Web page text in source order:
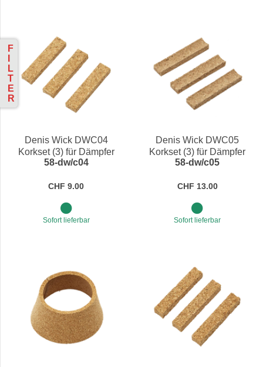
F
L
T
E
R
Denis Wick DWC04
Korkset (3) für Dämpfer
58-dw/c04
CHF 9.00
Sofort lieferbar
Denis Wick DWC05
Korkset (3) für Dämpfer
58-dw/c05
CHF 13.00
Sofort lieferbar